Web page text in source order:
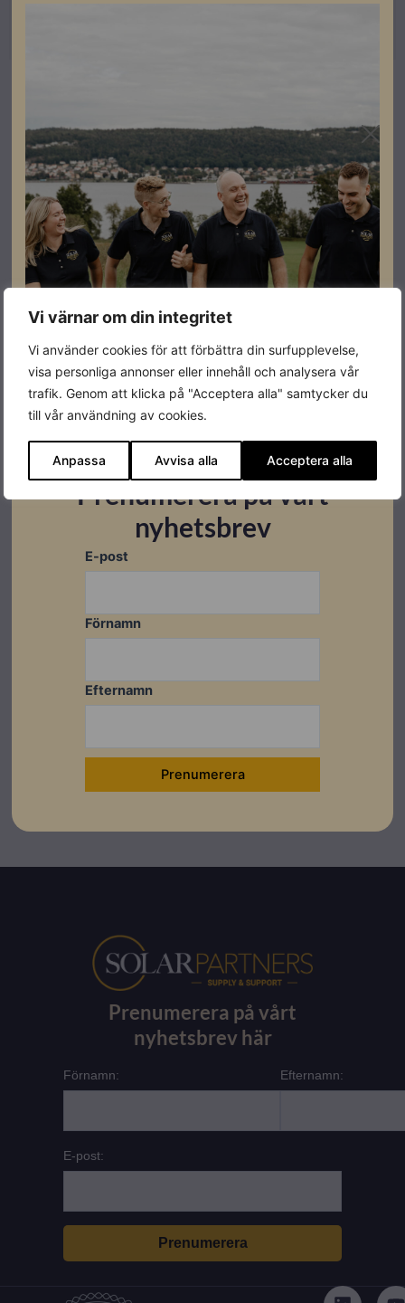
Vi värnar om din integritet
Vi använder cookies för att förbättra din surfupplevelse,
visa personliga annonser eller innehåll och analysera vår
trafik. Genom att klicka på "Acceptera alla" samtycker du
till vår användning av cookies.
Anpassa Avvisa alla Acceptera alla
Prenumerera på vårt
nyhetsbrev här
Förnamn: Efternamn:
E-post:
i
o
Prenumerera på vårt
nyhetsbrev
E-post
Förnamn
Efternamn